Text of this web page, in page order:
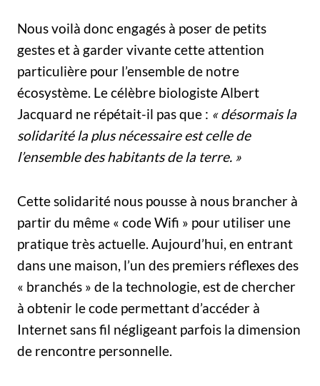
Nous voilà donc engagés à poser de petits
gestes et à garder vivante cette attention
particulière pour l’ensemble de notre
écosystème. Le célèbre biologiste Albert
Jacquard ne répétait-il pas que : « désormais la
solidarité la plus nécessaire est celle de
l’ensemble des habitants de la terre. »
Cette solidarité nous pousse à nous brancher à
partir du même « code Wifi » pour utiliser une
pratique très actuelle. Aujourd’hui, en entrant
dans une maison, l’un des premiers réflexes des
« branchés » de la technologie, est de chercher
à obtenir le code permettant d’accéder à
Internet sans fil négligeant parfois la dimension
de rencontre personnelle.